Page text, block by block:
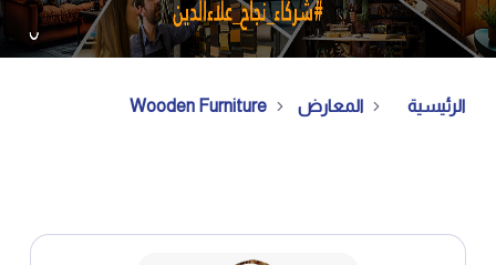
الرئيسية المعارض Wooden Furniture